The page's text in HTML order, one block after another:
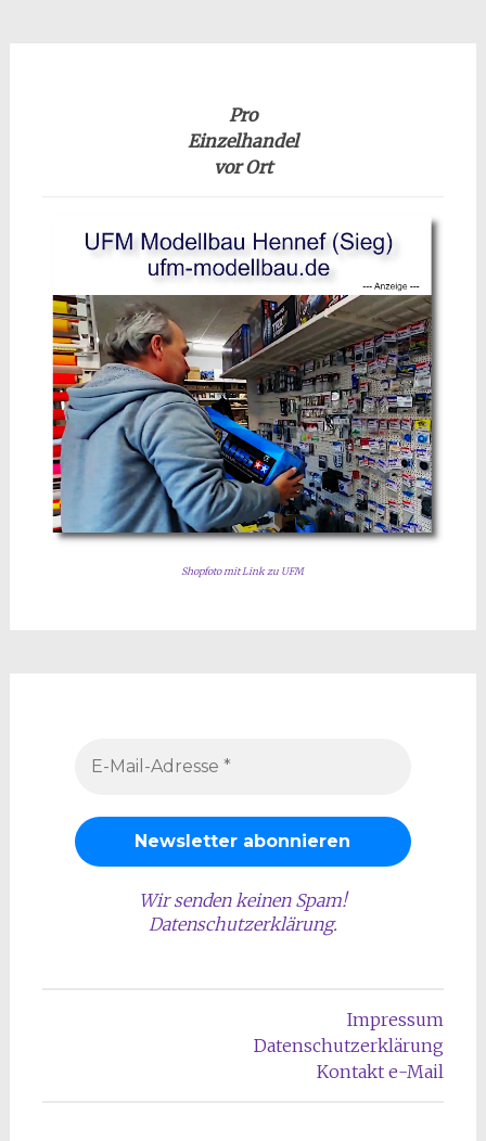
Pro
Einzelhandel
vor Ort
Shopfoto mit Link zu UFM
Wir senden keinen Spam!
Datenschutzerklärung.
Impressum
Datenschutzerklärung
Kontakt e-Mail